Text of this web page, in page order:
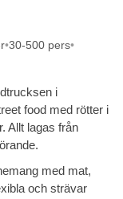
30-500 pers
i
food med rötter i
Allt lagas från
med mat,
och strävar